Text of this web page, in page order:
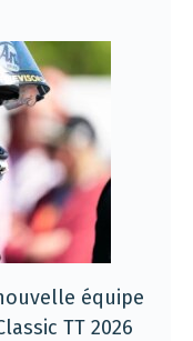
équipe
TT 2026